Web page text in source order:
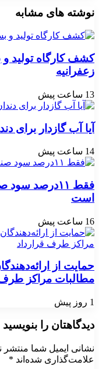
نوشته های مشابه
کشف کارگاه تولید و
زعفرانیه
13 ساعت پیش
آیا آب گازدار برای
14 ساعت پیش
فقط ۱۱‌درصد
است
16 ساعت پیش
حمایت از
مطالبات مراکز طرف
1 روز پیش
دیدگاهتان را بنویسید
نشانی ایمیل شما منتشر
علامت‌گذاری شده‌اند *